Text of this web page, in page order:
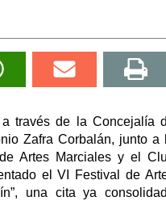
través de la Concejalía
Zafra Corbalán, junto a
Artes Marciales y el
el VI Festival de
una cita ya